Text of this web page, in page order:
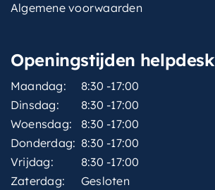
Algemene voorwaarden
Openingstijden helpdesk
Maandag:
8:30 -17:00
Dinsdag:
8:30 -17:00
Woensdag:
8:30 -17:00
Donderdag: 8:30 -17:00
Vrijdag:
8:30 -17:00
Zaterdag:
Gesloten